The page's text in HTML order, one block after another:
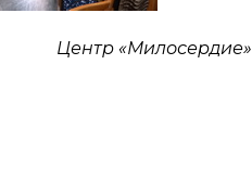
Центр «Милосердие»